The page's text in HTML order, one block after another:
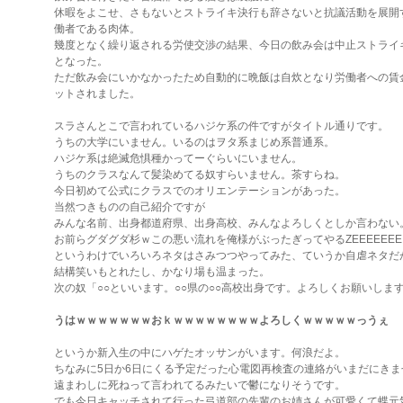
休暇をよこせ、さもないとストライキ決行も辞さないと抗議活動を展開
働者である肉体。
幾度となく繰り返される労使交渉の結果、今日の飲み会は中止ストライ
となった。
ただ飲み会にいかなかったため自動的に晩飯は自炊となり労働者への賃
ットされました。
スラさんとこで言われているハジケ系の件ですがタイトル通りです。
うちの大学にいません。いるのはヲタ系まじめ系普通系。
ハジケ系は絶滅危惧種かってーぐらいにいません。
うちのクラスなんて髪染めてる奴すらいません。茶すらね。
今日初めて公式にクラスでのオリエンテーションがあった。
当然つきものの自己紹介ですが
みんな名前、出身都道府県、出身高校、みんなよろしくとしか言わない。
お前らグダグダ杉ｗこの悪い流れを俺様がぶったぎってやるZEEEEEEE
というわけでいろいろネタはさみつつやってみた、ていうか自虐ネタだ
結構笑いもとれたし、かなり場も温まった。
次の奴「○○といいます。○○県の○○高校出身です。よろしくお願いします
うはｗｗｗｗｗｗｗおｋｗｗｗｗｗｗｗｗよろしくｗｗｗｗｗっうぇ
というか新入生の中にハゲたオッサンがいます。何浪だよ。
ちなみに5日か6日にくる予定だった心電図再検査の連絡がいまだにきま
遠まわしに死ねって言われてるみたいで鬱になりそうです。